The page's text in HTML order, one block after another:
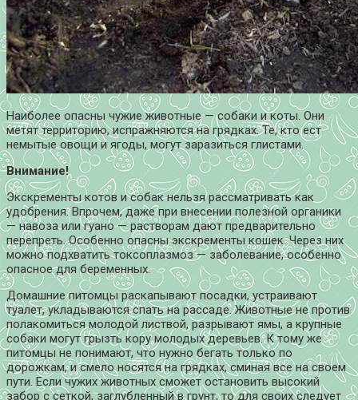
Наиболее опасны чужие животные — собаки и коты. Они
метят территорию, испражняются на грядках. Те, кто ест
немытые овощи и ягоды, могут заразиться глистами.
Внимание!
Экскременты котов и собак нельзя рассматривать как
удобрения. Впрочем, даже при внесении полезной органики
— навоза или гуано — растворам дают предварительно
перепреть. Особенно опасны экскременты кошек. Через них
можно подхватить токсоплазмоз — заболевание, особенно
опасное для беременных.
Домашние питомцы раскапывают посадки, устраивают
туалет, укладываются спать на рассаде. Животные не против
полакомиться молодой листвой, разрывают ямы, а крупные
собаки могут грызть кору молодых деревьев. К тому же
питомцы не понимают, что нужно бегать только по
дорожкам, и смело носятся на грядках, сминая все на своем
пути. Если чужих животных сможет остановить высокий
забор с сеткой, заглубленный в грунт, то для своих следует